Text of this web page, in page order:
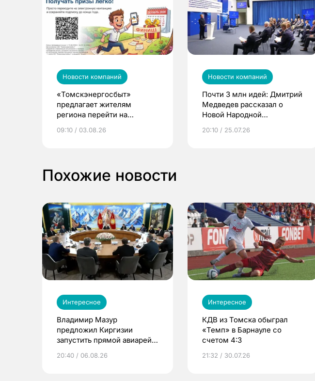
Новости компаний
«Томскэнергосбыт»
предлагает жителям
региона перейти на
выиграть призы
09:10 / 03.08.26
Новости компаний
Почти 3 млн идей: Дмитрий
Медведев рассказал о
Новой Народной
20:10 / 25.07.26
Похожие новости
Интересное
Владимир Мазур
предложил Киргизии
запустить прямой авиарейс
20:40 / 06.08.26
Интересное
КДВ из Томска обыграл
«Темп» в Барнауле со
счетом 4:3
21:32 / 30.07.26